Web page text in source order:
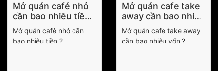
Mở quán café nhỏ
cần bao nhiêu tiền
?Mở quán café nhỏ cần
bao nhiêu tiền ?
Mở quán cafe take
away cần bao nhiêu
vốn ?
Mở quán cafe take away
cần bao nhiêu vốn ?